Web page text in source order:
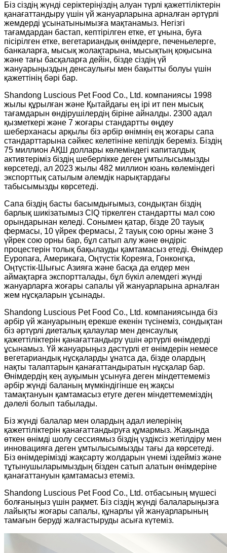
Біз сіздің жүнді серіктеріңіздің алуан түрлі қажеттіліктерін
қанағаттандыру үшін үй жануарларына арналған әртүрлі
жемдерді ұсынатынымызға мақтанамыз. Негізгі
тағамдардан бастап, кептірілген етке, ет ұнына, буға
пісірілген етке, вегетариандық өнімдерге, печеньелерге,
банкаларға, мысық жолақтарына, мысықтың қоқысына
және тағы басқаларға дейін, бізде сіздің үй
жануарыңыздың денсаулығы мен бақытты болуы үшін
қажеттінің бәрі бар.
Shandong Luscious Pet Food Co., Ltd. компаниясы 1998
жылы құрылған және Қытайдағы ең ірі ит пен мысық
тағамдарын өндірушілердің біріне айналды. 2300 адал
қызметкері және 7 жоғары стандартты өңдеу
шеберханасы арқылы біз әрбір өнімнің ең жоғары сапа
стандарттарына сәйкес келетініне кепілдік береміз. Біздің
75 миллион АҚШ доллары көлеміндегі капиталдық
активтеріміз біздің шеберлікке деген ұмтылысымызды
көрсетеді, ал 2023 жылы 482 миллион юань көлеміндегі
экспорттық сатылым әлемдік нарықтардағы
табысымызды көрсетеді.
Сапа біздің басты басымдығымыз, сондықтан біздің
барлық шикізатымыз ClQ тіркелген стандартты мал сою
орындарынан келеді. Сонымен қатар, бізде 20 тауық
фермасы, 10 үйрек фермасы, 2 тауық сою орны және 3
үйрек сою орны бар, бұл сатып алу және өндіріс
процестерін толық бақылауды қамтамасыз етеді. Өнімдер
Еуропаға, Америкаға, Оңтүстік Кореяға, Гонконгқа,
Оңтүстік-Шығыс Азияға және басқа да елдер мен
аймақтарға экспортталады, бұл бүкіл әлемдегі жүнді
жануарларға жоғары сапалы үй жануарларына арналған
жем нұсқаларын ұсынады.
Shandong Luscious Pet Food Co., Ltd. компаниясында біз
әрбір үй жануарының ерекше екенін түсінеміз, сондықтан
біз әртүрлі диеталық қалаулар мен денсаулық
қажеттіліктерін қанағаттандыру үшін әртүрлі өнімдерді
ұсынамыз. Үй жануарыңыз дәстүрлі ет өнімдерін немесе
вегетариандық нұсқаларды ұнатса да, бізде олардың
нақты талаптарын қанағаттандыратын нұсқалар бар.
Өнімдердің кең ауқымын ұсынуға деген міндеттемеміз
әрбір жүнді баланың мүмкіндігінше ең жақсы
тамақтануын қамтамасыз етуге деген міндеттемеміздің
дәлелі болып табылады.
Біз жүнді балалар мен олардың адал иелерінің
қажеттіліктерін қанағаттандыруға құмармыз. Жақында
өткен өнімді шолу сессиямыз біздің үздіксіз жетілдіру мен
инновацияға деген ұмтылысымызды тағы да көрсетеді.
Біз өнімдерімізді жақсарту жолдарын үнемі іздейміз және
тұтынушыларымыздың бізден сатып алатын өнімдеріне
қанағаттануын қамтамасыз етеміз.
Shandong Luscious Pet Food Co., Ltd. отбасының мүшесі
болғаныңыз үшін рақмет. Біз сіздің жүнді балаларыңызға
лайықты жоғары сапалы, құнарлы үй жануарларының
тамағын беруді жалғастыруды асыға күтеміз.